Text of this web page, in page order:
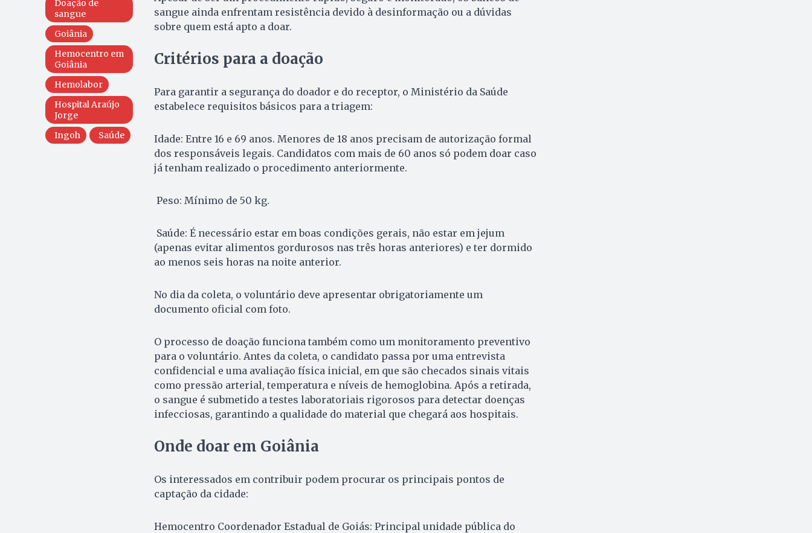
Doação de
sangue
Goiânia
Hemocentro em
Goiânia
Hemolabor
Hospital Araújo
Jorge
Ingoh
Saúde
sangue ainda enfrentam resistência devido à desinformação ou a dúvidas
sobre quem está apto a doar.
Critérios para a doação
Para garantir a segurança do doador e do receptor, o Ministério da Saúde
estabelece requisitos básicos para a triagem:
Idade: Entre 16 e 69 anos. Menores de 18 anos precisam de autorização formal
dos responsáveis legais. Candidatos com mais de 60 anos só podem doar caso
já tenham realizado o procedimento anteriormente.
Peso: Mínimo de 50 kg.
Saúde: É necessário estar em boas condições gerais, não estar em jejum
(apenas evitar alimentos gordurosos nas três horas anteriores) e ter dormido
ao menos seis horas na noite anterior.
No dia da coleta, o voluntário deve apresentar obrigatoriamente um
documento oficial com foto.
O processo de doação funciona também como um monitoramento preventivo
para o voluntário. Antes da coleta, o candidato passa por uma entrevista
confidencial e uma avaliação física inicial, em que são checados sinais vitais
como pressão arterial, temperatura e níveis de hemoglobina. Após a retirada,
o sangue é submetido a testes laboratoriais rigorosos para detectar doenças
infecciosas, garantindo a qualidade do material que chegará aos hospitais.
Onde doar em Goiânia
Os interessados em contribuir podem procurar os principais pontos de
captação da cidade:
Hemocentro Coordenador Estadual de Goiás: Principal unidade pública do